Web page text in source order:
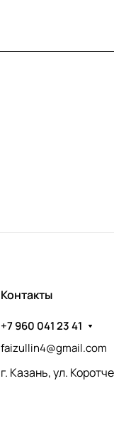
Контакты
+7 960 041 23 41
faizullin4@gmail.com
г. Казань, ул.